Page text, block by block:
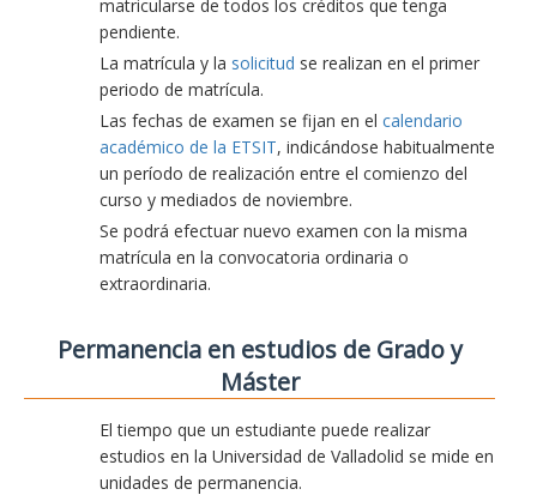
matricularse de todos los créditos que tenga
pendiente.
La matrícula y la solicitud se realizan en el primer
periodo de matrícula.
Las fechas de examen se fijan en el calendario
académico de la ETSIT, indicándose habitualmente
un período de realización entre el comienzo del
curso y mediados de noviembre.
Se podrá efectuar nuevo examen con la misma
matrícula en la convocatoria ordinaria o
extraordinaria.
Permanencia en estudios de Grado y
Máster
El tiempo que un estudiante puede realizar
estudios en la Universidad de Valladolid se mide en
unidades de permanencia.